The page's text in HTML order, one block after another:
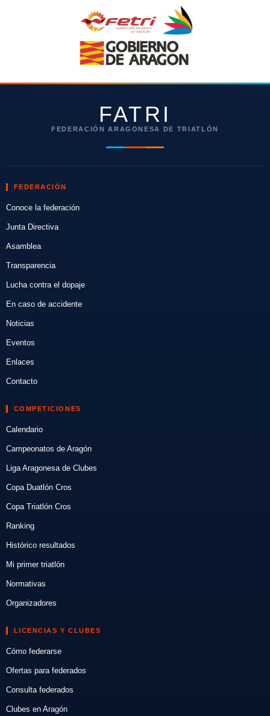
FATRI
FEDERACIÓN ARAGONESA DE TRIATLÓN
FEDERACIÓN
Conoce la federación
Junta Directiva
Asamblea
Transparencia
Lucha contra el dopaje
En caso de accidente
Noticias
Eventos
Enlaces
Contacto
COMPETICIONES
Calendario
Campeonatos de Aragón
Liga Aragonesa de Clubes
Copa Duatlón Cros
Copa Triatlón Cros
Ranking
Histórico resultados
Mi primer triatlón
Normativas
Organizadores
LICENCIAS Y CLUBES
Cómo federarse
Ofertas para federados
Consulta federados
Clubes en Aragón